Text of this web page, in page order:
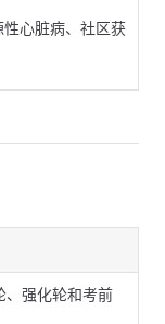
心脏病、社区获
、强化轮和考前